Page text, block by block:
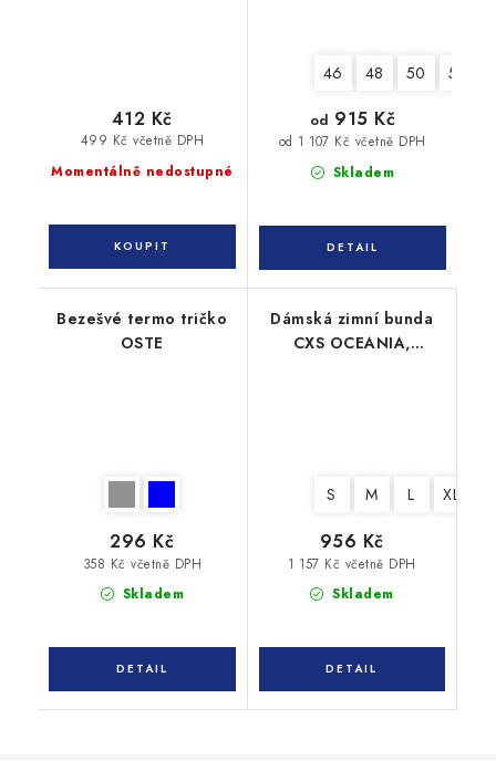
Momentálně nedostupné
499 Kč včetně DPH
412 Kč
46 48 50 52
Skladem
od 1 107 Kč včetně DPH
od 915 Kč
Bezešvé termo tričko
OSTE
Skladem
358 Kč včetně DPH
296 Kč
Dámská zimní bunda
CXS OCEANIA,
S M L XL
Skladem
1 157 Kč včetně DPH
956 Kč